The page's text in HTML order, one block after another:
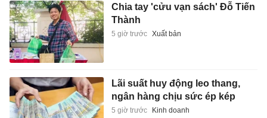
Chia tay 'cửu vạn sách' Đỗ Tiến
Thành
5 giờ trước Xuất bản
Lãi suất huy động leo thang,
ngân hàng chịu sức ép kép
5 giờ trước Kinh doanh